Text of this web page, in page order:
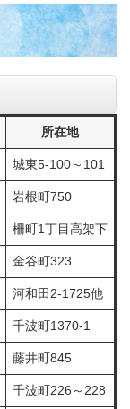
所在地
城東5-100～101
岩根町750
柵町1丁目高架下
金谷町323
河和田2-1725他
千波町1370-1
藤井町845
千波町226～228